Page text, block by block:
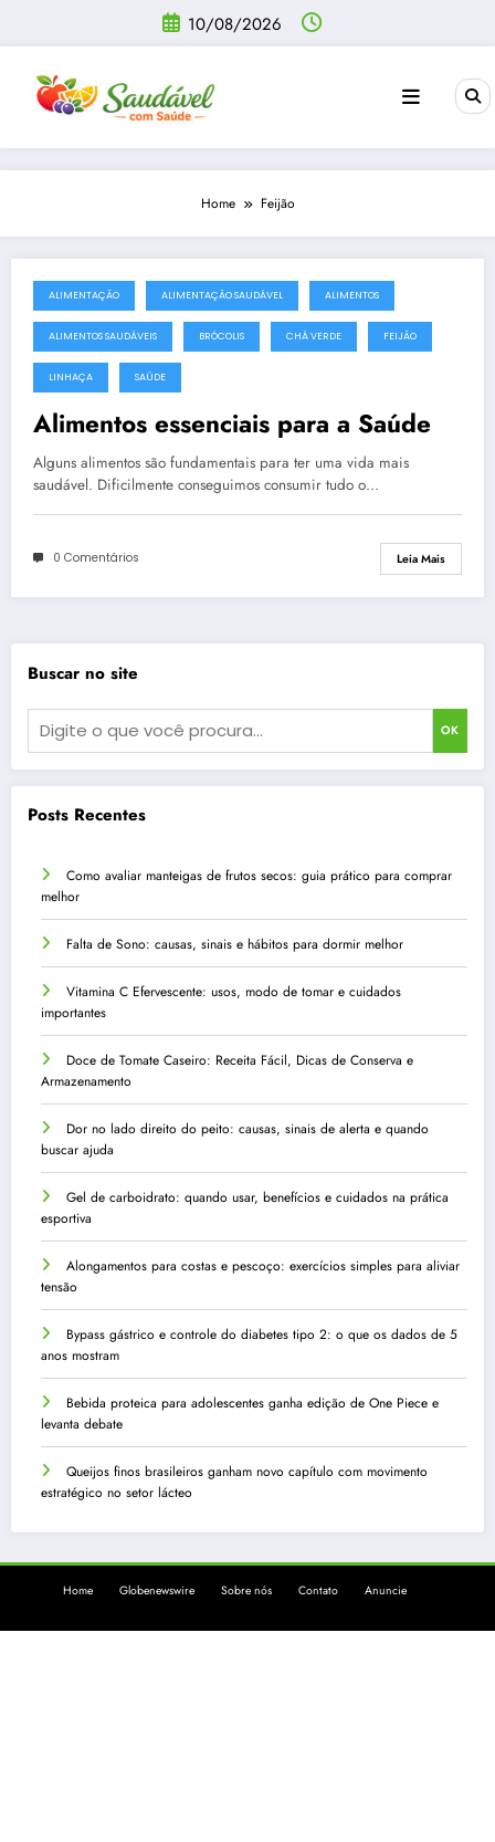
o
conteúdo
10/08/2026
Home Feijão
ALIMENTAÇÃO ALIMENTAÇÃO SAUDÁVEL ALIMENTOS
ALIMENTOS SAUDÁVEIS BRÓCOLIS CHÁ VERDE FEIJÃO
LINHAÇA SAÚDE
Alimentos essenciais para a Saúde
Alguns alimentos são fundamentais para ter uma vida mais
saudável. Dificilmente conseguimos consumir tudo o…
0 Comentários Leia Mais
Buscar no site
OK
Posts Recentes
Como avaliar manteigas de frutos secos: guia prático para comprar
melhor
Falta de Sono: causas, sinais e hábitos para dormir melhor
Vitamina C Efervescente: usos, modo de tomar e cuidados
importantes
Doce de Tomate Caseiro: Receita Fácil, Dicas de Conserva e
Armazenamento
Dor no lado direito do peito: causas, sinais de alerta e quando
buscar ajuda
Gel de carboidrato: quando usar, benefícios e cuidados na prática
esportiva
Alongamentos para costas e pescoço: exercícios simples para aliviar
tensão
Bypass gástrico e controle do diabetes tipo 2: o que os dados de 5
anos mostram
Bebida proteica para adolescentes ganha edição de One Piece e
levanta debate
Queijos finos brasileiros ganham novo capítulo com movimento
estratégico no setor lácteo
Home Globenewswire Sobre nós Contato Anuncie